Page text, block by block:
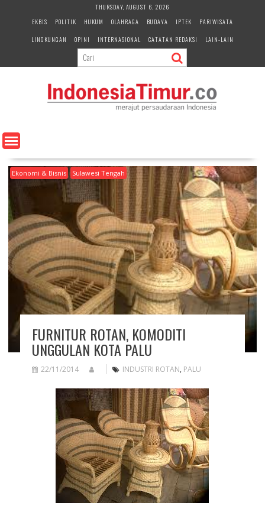
e
n
THURSDAY, AUGUST 6, 2026
EKBIS
POLITIK HUKUM OLAHRAGA BUDAYA IPTEK
PARIWISATA
LINGKUNGAN
OPINI INTERNASIONAL CATATAN REDAKSI LAIN-LAIN
Ekonomi & Bisnis Sulawesi Tengah
FURNITUR ROTAN, KOMODITI
UNGGULAN KOTA PALU
22/11/2014 INDUSTRI ROTAN, PALU